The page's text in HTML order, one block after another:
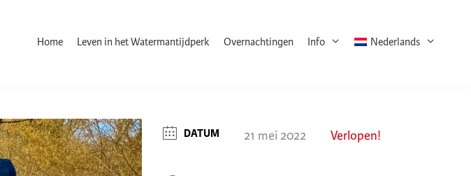
Home Leven in het Watermantijdperk Overnachtingen Info Nederlands
DATUM 21 mei 2022 Verlopen!